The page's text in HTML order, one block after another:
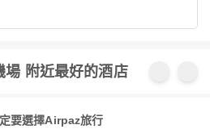
場 附近最好的酒店
要選擇Airpaz旅行